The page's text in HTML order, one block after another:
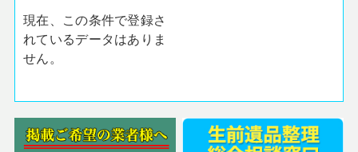
現在、この条件で登録さ
れているデータはありま
せん。